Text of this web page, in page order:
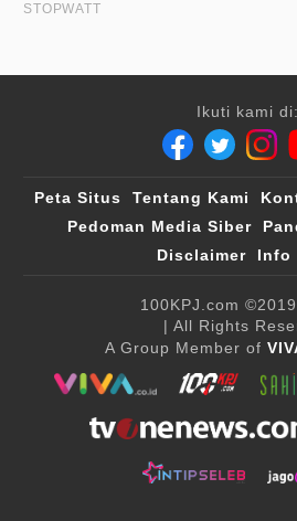
Ikuti kami di:
Peta Situs Tentang Kami
Pedoman Media Siber
Disclaimer
Info
100KPJ.com
| All Rights
A Group Member of